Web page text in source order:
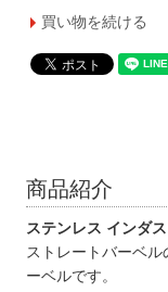
買い物を続ける
商品紹介
ステンレス インダ
ストレートバーベ
ーベルです。